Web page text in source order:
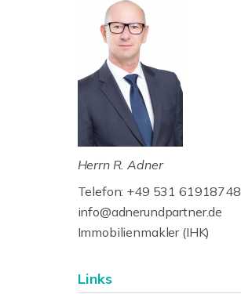
Herrn R. Adner
Telefon: +49 531 61918748
info@adnerundpartner.de
Immobilienmakler (IHK)
Links